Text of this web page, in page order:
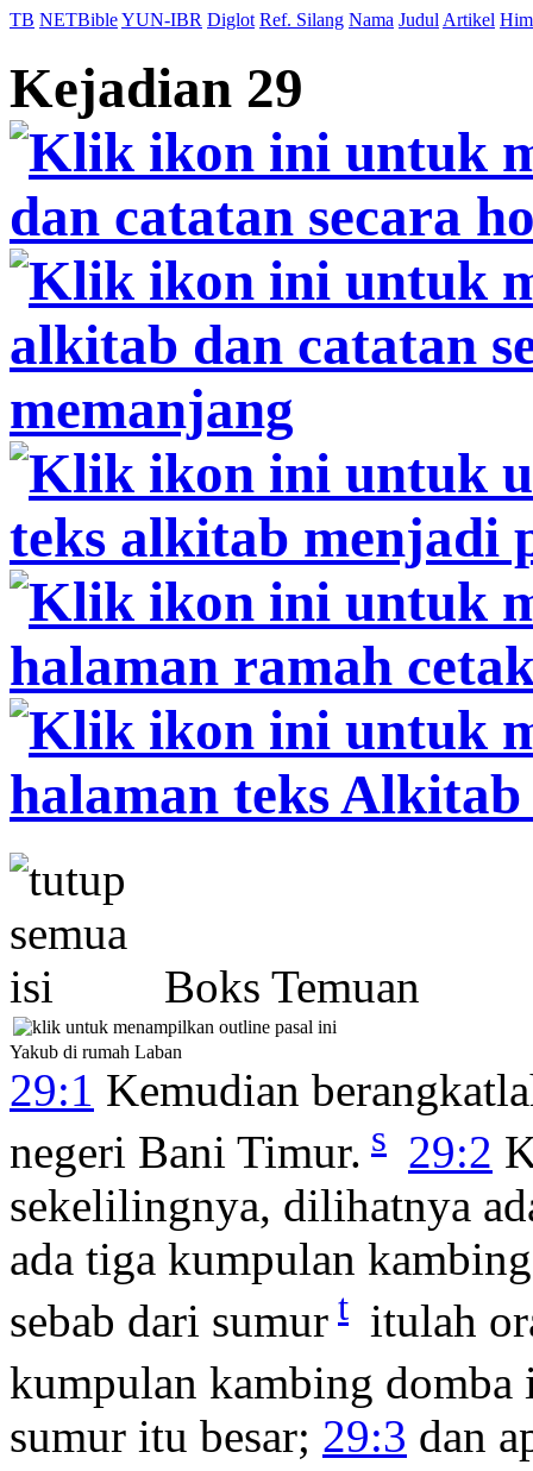
TB NETBibleYUN-IBR Diglot Ref. Silang Nama Judul Artikel
Kejadian 29
Boks Temuan
Yakub di rumah Laban
29:1 Kemudian
negeri Bani Timur. s 29:2
sekelilingnya, dilihatnya
ada tiga kumpulan
sebab dari sumur t itulah
kumpulan kambing domba
sumur itu besar; 29:3 dan